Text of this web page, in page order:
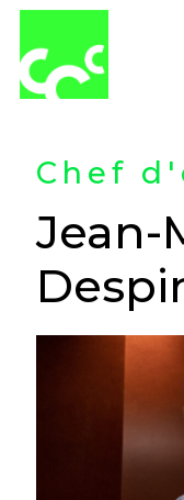
Chef
Jean-